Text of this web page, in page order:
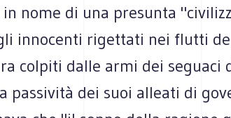
nome di una presunta
innocenti rigettati nei flutti
colpiti dalle armi dei seguaci
passività dei suoi alleati di